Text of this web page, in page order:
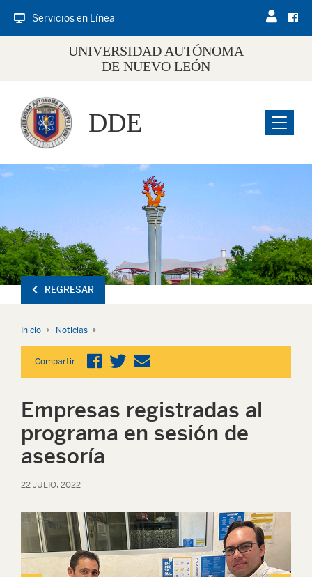
Servicios en Línea
UNIVERSIDAD AUTÓNOMA
DE NUEVO LEÓN
Menu
DDE
REGRESAR
Inicio Noticias
Compartir:
Empresas registradas al
programa en sesión de
asesoría
22 JULIO, 2022